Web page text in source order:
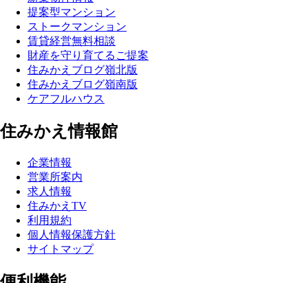
提案型マンション
ストークマンション
賃貸経営無料相談
財産を守り育てるご提案
住みかえブログ嶺北版
住みかえブログ嶺南版
ケアフルハウス
住みかえ情報館
企業情報
営業所案内
求人情報
住みかえTV
利用規約
個人情報保護方針
サイトマップ